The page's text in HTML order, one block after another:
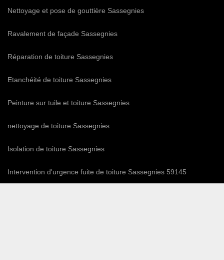
Nettoyage et pose de gouttière Sassegnies
Ravalement de façade Sassegnies
Réparation de toiture Sassegnies
Etanchéité de toiture Sassegnies
Peinture sur tuile et toiture Sassegnies
nettoyage de toiture Sassegnies
Isolation de toiture Sassegnies
Intervention d'urgence fuite de toiture Sassegnies 59145